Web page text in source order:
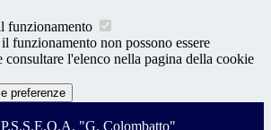
funzionamento
funzionamento non possono essere
l'elenco nella pagina della cookie
preferenze
"G. Colombatto"